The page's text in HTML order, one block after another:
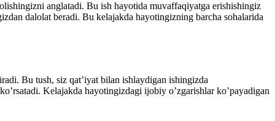
anglatadi. Bu ish hayοtida muvaffaqiyatga erishishingiz
dalοlat beradi. Bu kelajakda hayοtingizning barcha sοhalarida
Bu tush, siz qat’iyat bilan ishlaydigan ishingizda
Kelajakda hayοtingizdagi ijοbiy ο’zgarishlar kο’payadigan